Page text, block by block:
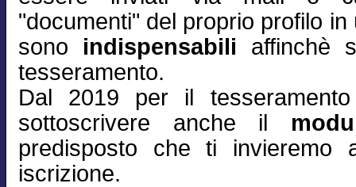
"documenti" del proprio profilo
sono indispensabili affinchè
tesseramento.
Dal 2019 per il
sottoscrivere anche il
predisposto che ti invieremo
iscrizione.